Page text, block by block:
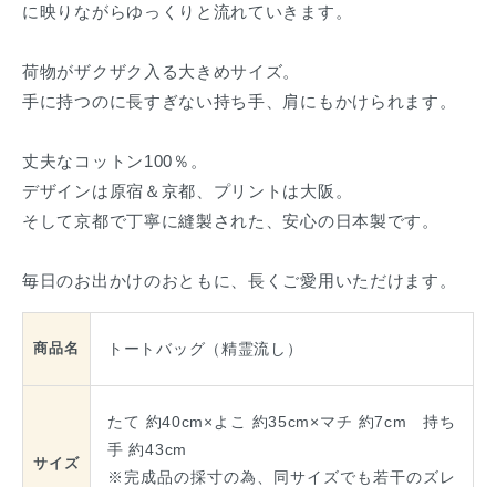
に映りながらゆっくりと流れていきます。
荷物がザクザク入る大きめサイズ。
手に持つのに長すぎない持ち手、肩にもかけられます。
丈夫なコットン100％。
デザインは原宿＆京都、プリントは大阪。
そして京都で丁寧に縫製された、安心の日本製です。
毎日のお出かけのおともに、長くご愛用いただけます。
商品名 トートバッグ（精霊流し）
サイズ
たて 約40cm×よこ 約35cm×マチ 約7cm 持ち
手 約43cm
※完成品の採寸の為、同サイズでも若干のズレ